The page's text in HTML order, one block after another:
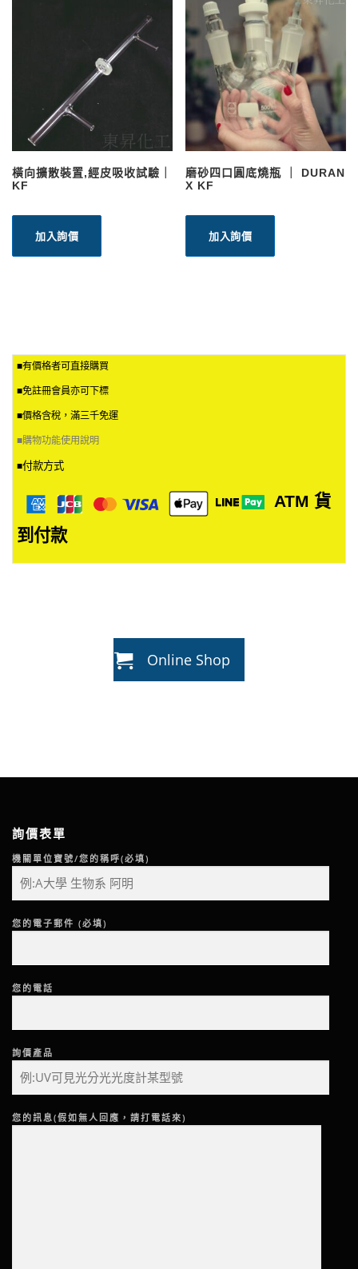
橫向擴散裝置,經皮吸收試驗｜
KF
加入詢價
磨砂四口圓底燒瓶 ｜ DURAN
X KF
加入詢價
■有價格者可直接購買
■免註冊會員亦可下標
■價格含稅，滿三千免運
■購物功能使用說明
■付款方式
ATM 貨
到付款
Online Shop
詢價表單
機關單位寶號/您的稱呼(必填)
您的電子郵件 (必填)
您的電話
詢價產品
您的訊息(假如無人回應，請打電話來)